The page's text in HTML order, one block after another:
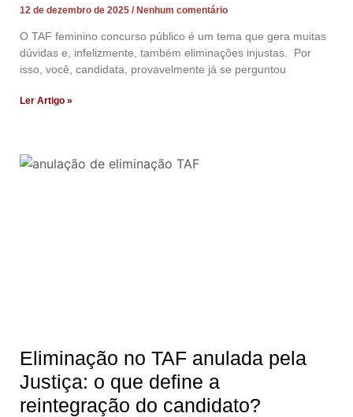
12 de dezembro de 2025 Nenhum comentário
O TAF feminino concurso público é um tema que gera muitas
dúvidas e, infelizmente, também eliminações injustas. Por
isso, você, candidata, provavelmente já se perguntou
Ler Artigo »
Eliminação no TAF anulada pela
Justiça: o que define a
reintegração do candidato?